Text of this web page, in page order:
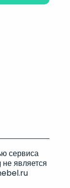
сервиса
является